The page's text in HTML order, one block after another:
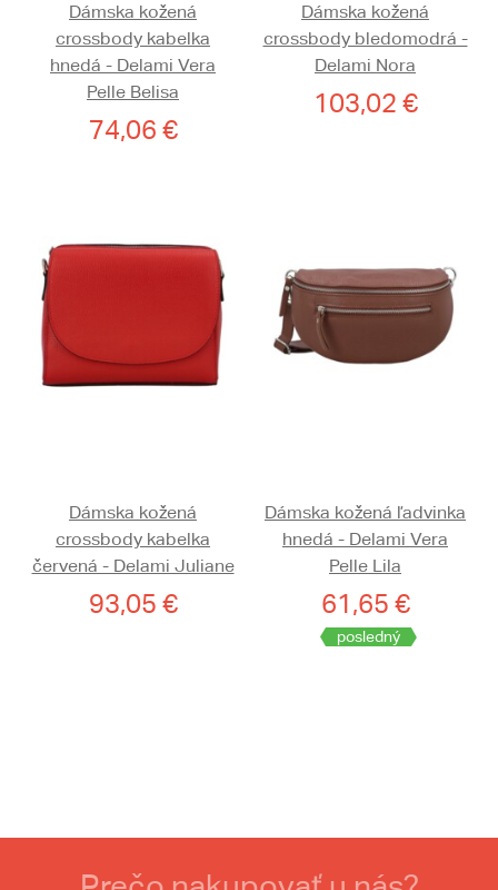
Dámska kožená
crossbody kabelka
hnedá - Delami Vera
Pelle Belisa
74,06 €
Dámska kožená
crossbody bledomodrá -
Delami Nora
103,02 €
Dámska kožená
crossbody kabelka
červená - Delami Juliane
93,05 €
Dámska kožená ľadvinka
hnedá - Delami Vera
Pelle Lila
61,65 €
posledný